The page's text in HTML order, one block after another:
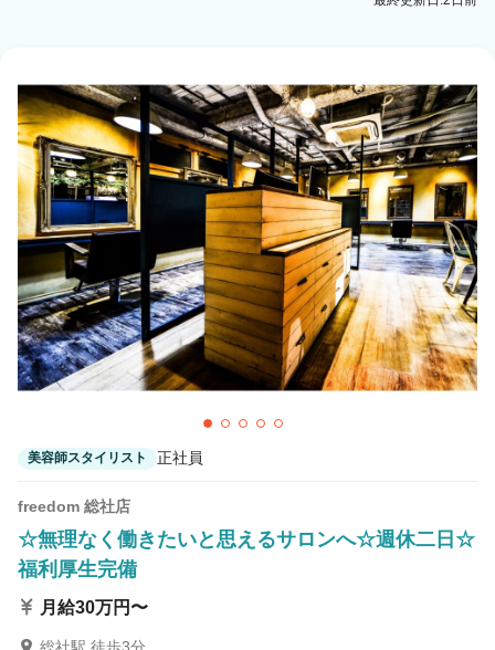
美容師スタイリスト 正社員
freedom 総社店
☆無理なく働きたいと思えるサロンへ☆週休二日☆
福利厚生完備
月給30万円〜